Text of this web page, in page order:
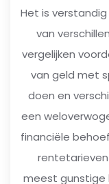
Het is
van
vergelijken
van geld met
doen en
een
financiële
meest gunstige